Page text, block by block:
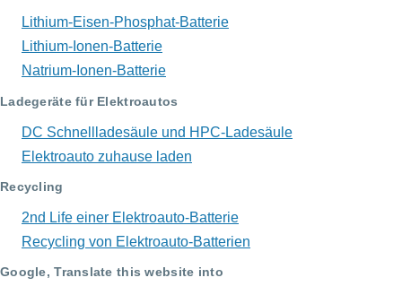
Lithium-Eisen-Phosphat-Batterie
Lithium-Ionen-Batterie
Natrium-Ionen-Batterie
Ladegeräte für Elektroautos
DC Schnellladesäule und HPC-Ladesäule
Elektroauto zuhause laden
Recycling
2nd Life einer Elektroauto-Batterie
Recycling von Elektroauto-Batterien
Google, Translate this website into